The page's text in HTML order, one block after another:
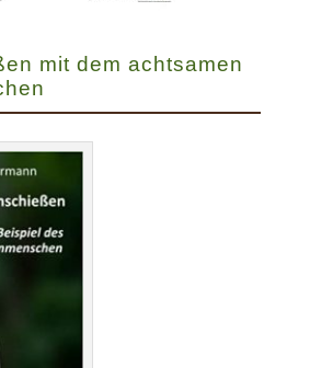
mit dem achtsamen